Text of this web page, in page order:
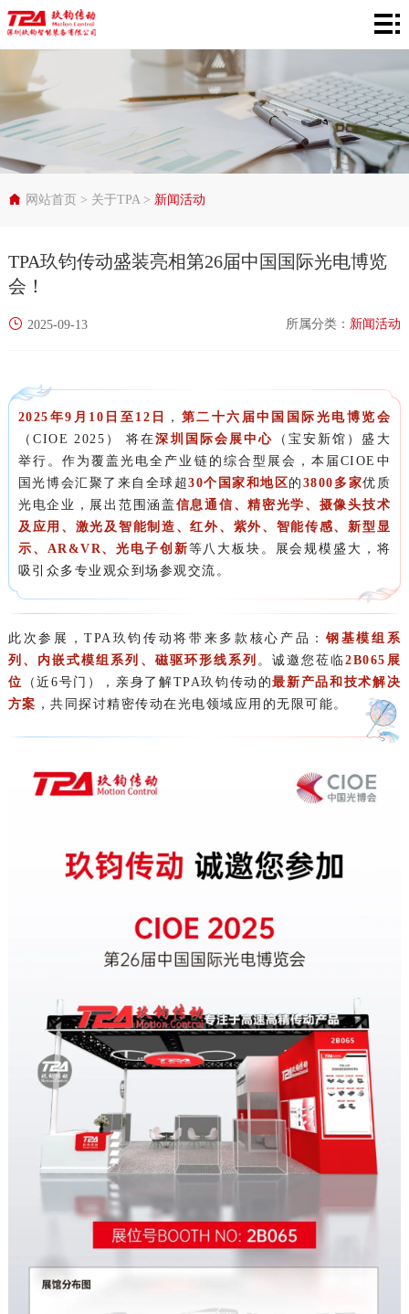
网
用
支
于
网站首页 > 关于TPA> 新闻活动
TPA玖钧传动盛装亮相第26届中国国际光电博览
会！
2025-09-13 所属分类： 新闻活动
2025年9月10日至12日 ， 第二十六届中国国际光电博览会
（CIOE 2025） 将在深圳国际会展中心
（宝安新馆）盛大
举行。作为覆盖光电全产业链的综合型展会，本届CIOE中
国光博会汇聚了来自全球超30个 国家和地区的 3800多家优质
光电企业，展出范围涵盖 信息通信、精密光学、摄像头技术
及应用、激光及智能制造、红外、紫外、智能传感、新型显
示、AR&VR、光电子创新等八大板块。展会规模盛大，将
吸引众多专业观众到场参观交流。
此次参展，TPA玖钧传动将带来多款核心产品： 钢基模组系
列、内嵌式模组系列、磁驱环形线系列 。诚邀您莅临2B065展
位
（近6号门），亲身了解TPA玖钧传动的最新产品和 技术解决
方案 ，共同探讨精密传动在光电领域应用的无限可能。